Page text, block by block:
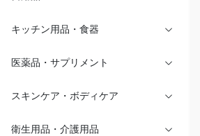
日用品